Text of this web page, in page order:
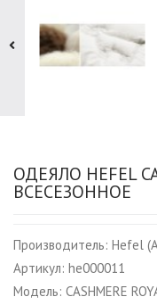
ОДЕЯЛО HEFEL
ВСЕСЕЗОННОЕ
Производитель: Hefel
Артикул: he000011
Модель: CASHMERE